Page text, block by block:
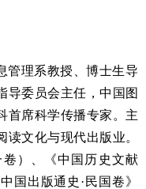
管理系教授、博士生导
导委员会主任，中国图
首席科学传播专家。主
文化与现代出版业。
）、《中国历史文献
国出版通史·民国卷》